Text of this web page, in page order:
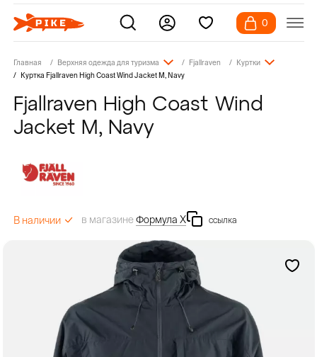
0
Главная Верхняя одежда для туризма Fjallraven
Куртки
Куртка Fjallraven High Coast Wind Jacket M, Navy
Fjallraven High Coast Wind
Jacket M, Navy
В наличии в магазинеФормула Х ссылка